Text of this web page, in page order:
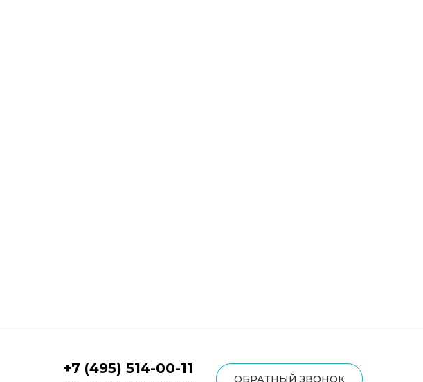
+7 (495) 514-00-11
ОБРАТНЫЙ ЗВОНОК